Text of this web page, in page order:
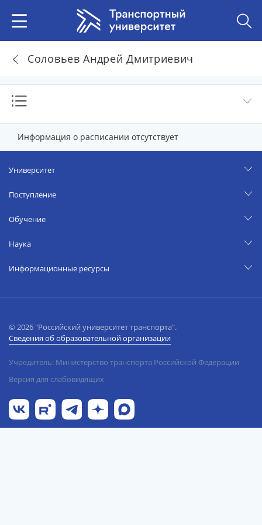
Соловьев Андрей Дмитриевич
Информация о расписании отсутствует
Университет
Поступление
Обучение
Наука
Информационные ресурсы
© 2026 "Российский университет транспорта".
Сведения об образовательной организации
Учредитель: Министерство транспорта Российской Федерации
Версия для слабовидящих